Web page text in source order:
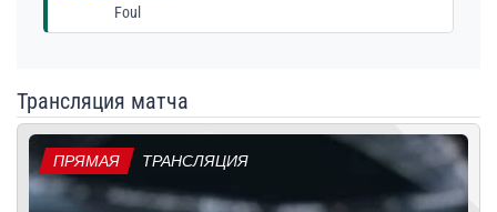
Foul
Трансляция матча
ПРЯМАЯ ТРАНСЛЯЦИЯ